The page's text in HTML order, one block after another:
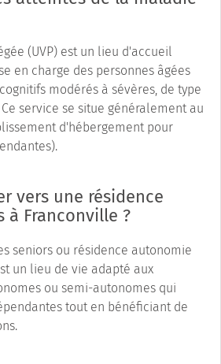
(UVP) est un lieu d'accueil
en charge des personnes âgées
modérés à sévères, de type
service se situe généralement au
d'hébergement pour
vers une résidence
à Franconville ?
seniors ou résidence autonomie
un lieu de vie adapté aux
ou semi-autonomes qui
tout en bénéficiant de